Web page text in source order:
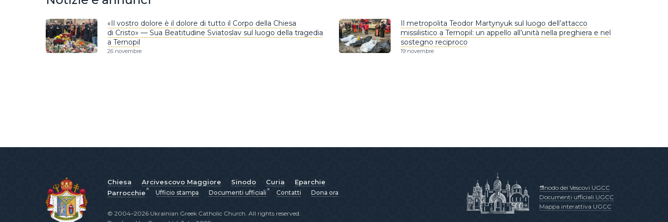
«Il vostro dolore è il dolore di tutto il Corpo della Chiesa
di Cristo» — Sua Beatitudine Sviatoslav sul luogo della tragedia
a Ternopil
26 novembre
Il metropolita Teodor Martynyuk sul luogo dell’attacco
missilistico a Ternopil: un appello all’unità nella preghiera e nel
sostegno reciproco
19 novembre
Chiesa Arcivescovo Maggiore Sinodo Curia
Eparchie
Parrocchie
Ufficio stampa Documenti ufficiali Contatti Dona ora
Sinodo dei Vescovi UGCC
Documenti ufficiali UGCC
Mappa interattiva UGCC
© 2004–2026 Ukrainian Greek Catholic Church. All rights reserved.